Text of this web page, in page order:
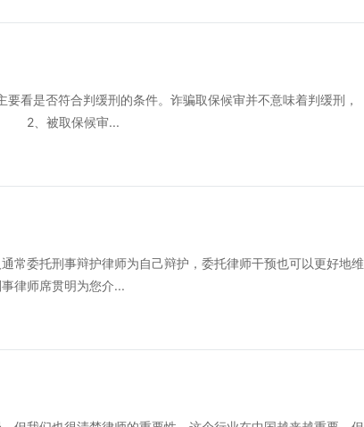
否符合判缓刑的条件。诈骗取保候审并不意味着判缓刑，
： 2、被取保候审...
托刑事辩护律师为自己辩护，委托律师干预也可以更好地维
律师席贯明为您介...